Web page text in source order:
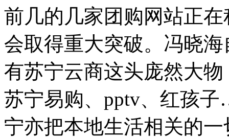
前几的几家团购网站正
会取得重大突破。冯晓
有苏宁云商这头庞然大
苏宁易购、pptv、红孩
宁亦把本地生活相关的